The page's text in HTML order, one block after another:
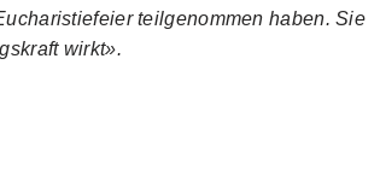
teilgenommen haben. Sie
wirkt».